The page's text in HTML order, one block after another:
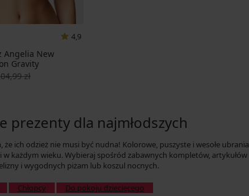
4,9
Angelia New
Gravity
cena
zł
prezenty dla najmłodszych
że ich odzież nie musi być nudna! Kolorowe, puszyste i wesołe ubrania
w każdym wieku. Wybieraj spośród zabawnych kompletów, artykułów
i wygodnych piżam lub koszul nocnych.
Chłopcy
Do pokoju dziecięcego